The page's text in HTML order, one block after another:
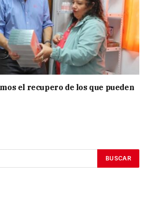
el recupero de los que pueden